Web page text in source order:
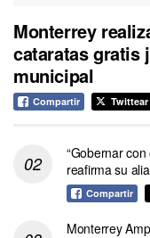
Monterrey
cataratas gratis
municipal
Compartir Twittear
“Gobernar
reafirma su
Compartir
Monterrey